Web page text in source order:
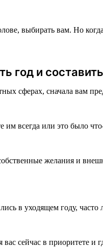
выбирать вам. Но
год и
сферах, сначала вам
всегда или это было
желания и
в уходящем году,
вас сейчас в